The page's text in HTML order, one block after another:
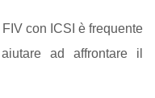
con ICSI è frequente
ad affrontare il